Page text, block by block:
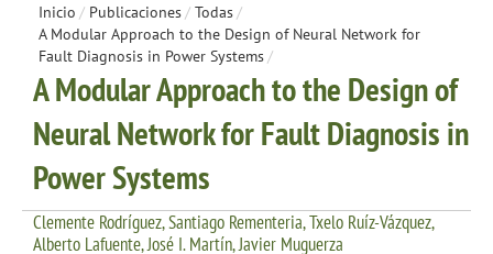
Inicio / Publicaciones/ Todas/
A Modular Approach to the Design of Neural Network for
Fault Diagnosis in Power Systems/
A Modular Approach to the Design of
Neural Network for Fault Diagnosis in
Power Systems
Clemente Rodríguez, Santiago Rementeria, Txelo Ruíz-Vázquez,
Alberto Lafuente, José I. Martín, Javier Muguerza